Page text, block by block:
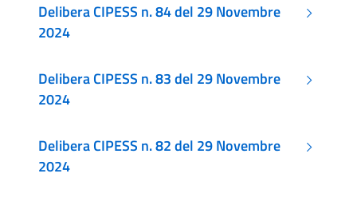
Delibera CIPESS n. 84 del 29 Novembre
2024
Delibera CIPESS n. 83 del 29 Novembre
2024
Delibera CIPESS n. 82 del 29 Novembre
2024